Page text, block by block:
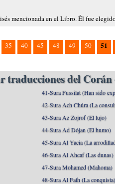
mencionada en el Libro. Él fue
35 40 45 48 49 50 51
del Corán
41-Sura Fussilat (Han sido
42-Sura Ach Chúra (La
43-Sura Az Zojrof (El lujo)
44-Sura Ad Dójan (El humo)
45-Sura Al Yacia (La
46-Sura Al Ahcaf (Las dunas)
47-Sura Mohamed (Mahoma)
48-Sura Al Fath (La conquista)